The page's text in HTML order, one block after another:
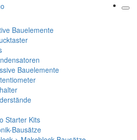
Bauelemente
Bauelemente
Starter Kits
Bausätze